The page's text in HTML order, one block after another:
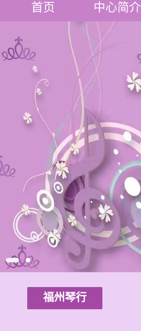
首页 中心简介
福州琴行